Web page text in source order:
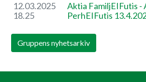
12.03.2025
18.25
Aktia FamiljEIFutis -
PerhEIFutis
Gruppens nyhetsarkiv